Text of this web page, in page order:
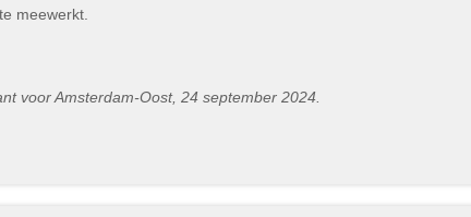
meewerkt.
voor Amsterdam-Oost, 24 september 2024.